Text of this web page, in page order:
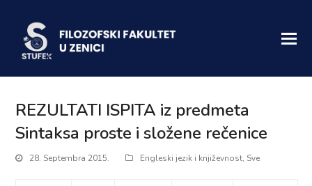
REZULTATI ISPITA iz predmeta
Sintaksa proste i složene rečenice
28. Septembra 2015. Engleski jezik i književnost, Sve